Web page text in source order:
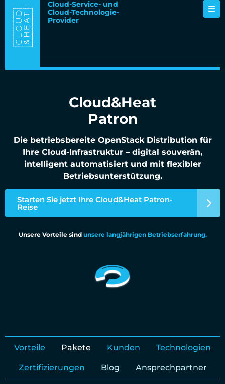
Cloud-Service- und
Cloud-Technologie-
Provider
Cloud&Heat
Patron
Die betriebsbereite OpenStack Distribution für
Ihre Cloud-Infrastruktur – digital souverän,
intelligent automatisiert und mit flexibler
Betriebsunterstützung.
Starten Sie jetzt Ihre Cloud&Heat Patron-
Reise
Unsere Vorteile sind unsere langjährigen Betriebserfahrung.
Vorteile Pakete Kunden Technologien
Zertifizierungen Blog Ansprechpartner